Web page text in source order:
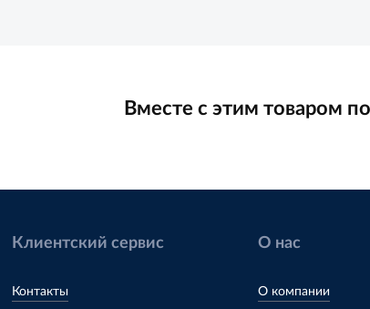
Вместе с этим товаром
Клиентский сервис
Контакты
О нас
О компании